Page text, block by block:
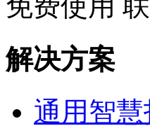
免费使用
解决方案
通用智